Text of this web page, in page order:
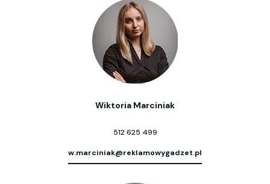
Wiktoria Marciniak
512 625 499
w.marciniak@reklamowygadzet.pl